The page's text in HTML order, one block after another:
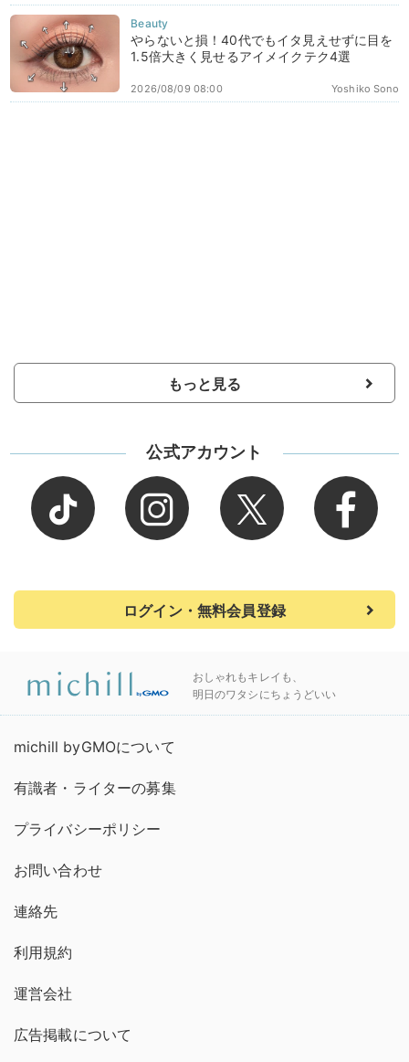
やらないと損！40代でもイタ見えせずに目を
1.5倍大きく見せるアイメイクテク4選
Yoshiko Sono
2026/08/09 08:00
もっと見る
公式アカウント
ログイン・無料会員登録
おしゃれもキレイも、
明日のワタシにちょうどいい
michill byGMOについて
有識者・ライターの募集
プライバシーポリシー
お問い合わせ
連絡先
利用規約
運営会社
広告掲載について